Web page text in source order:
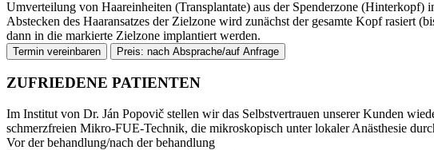
Umverteilung von Haareinheiten (Transplantate) aus der Spenderzone
Abstecken des Haaransatzes der Zielzone wird zunächst der gesamte Kopf rasiert
dann in die markierte Zielzone implantiert werden.
Termin vereinbaren Preis: nach Absprache/auf Anfrage
ZUFRIEDENE PATIENTEN
Im Institut von Dr. Ján Popovič stellen wir das Selbstvertrauen unserer Kunden
schmerzfreien Mikro-FUE-Technik, die mikroskopisch unter lokaler Anästhesie
Vor der behandlung/nach der behandlung